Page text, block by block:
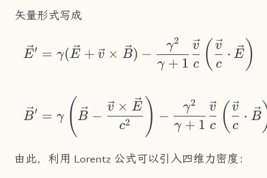
矢量形式写成
\begin{aligned}
E′ = γ(E + v × B) −
γ + 1
γ2
c
v ( c
v
⋅ E )
B′ = γ ( B −
c2
v × E ) −
γ + 1
γ2
c
v ( c
v
⋅ B
由此，利用 Lorentz 公式可以引入四维力密度：